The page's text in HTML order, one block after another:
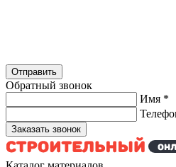
Обратный звонок
Имя *